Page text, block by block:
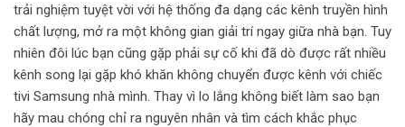
trải nghiệm tuyệt vời với hệ thống đa dạng các kênh truyền hình
chất lượng, mở ra một không gian giải trí ngay giữa nhà bạn. Tuy
nhiên đôi lúc bạn cũng gặp phải sự cố khi đã dò được rất nhiều
kênh song lại gặp khó khăn không chuyển được kênh với chiếc
tivi Samsung nhà mình. Thay vì lo lắng không biết làm sao bạn
hãy mau chóng chỉ ra nguyên nhân và tìm cách khắc phục